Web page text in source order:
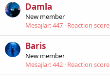
Damla
New member
Mesajlar 447 Reaction score
Baris
New member
Mesajlar 442 Reaction score